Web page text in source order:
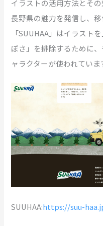
イラストの活用方法とそ
長野県の魅力を発信し、
「SUUHAA」はイラスト
ぽさ」を排除するために
ャラクターが使われていま
SUUHAA:https://suu-